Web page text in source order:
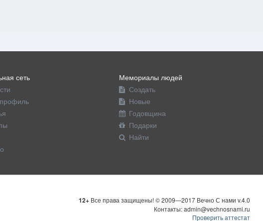
сеть
Мемориалы людей
Создать
Новые
Годовщина
Подарки
Найти
12+Все права защищены! © 2009—2017 Вечно С нами v.4.0
Контакты: admin@vechnosnami.ru
Проверить аттестат